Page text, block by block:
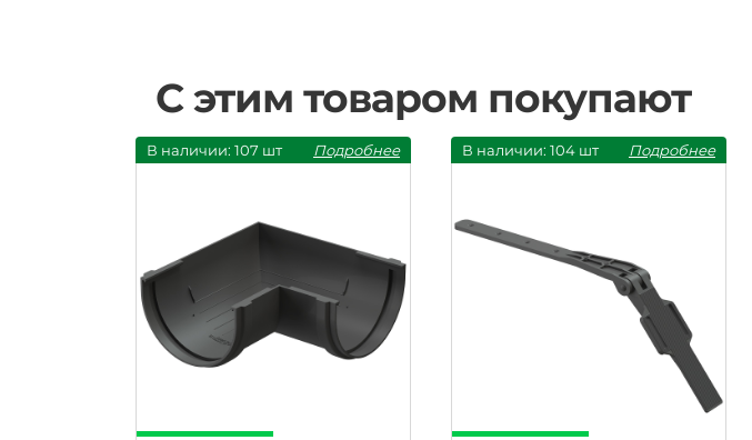
С этим товаром покупают
В наличии: 107 шт Подробнее В наличии: 104 шт Подробнее